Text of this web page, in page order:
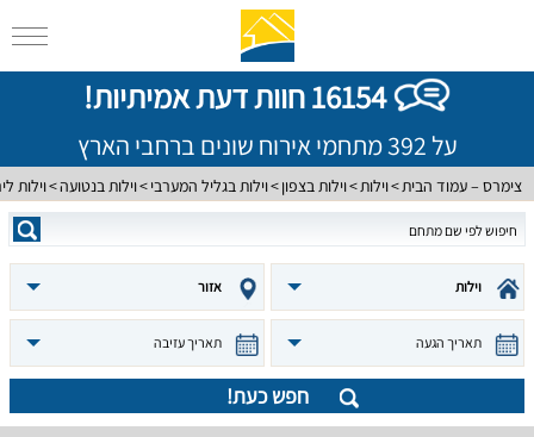
16154 חוות דעת אמיתיות!
על 392 מתחמי אירוח שונים ברחבי הארץ
צימרס – עמוד הבית וילות וילות בצפון וילות בגליל המערבי וילות בנטועה וילות
וילות אזור
תאריך הגעה תאריך עזיבה
חפש כעת!